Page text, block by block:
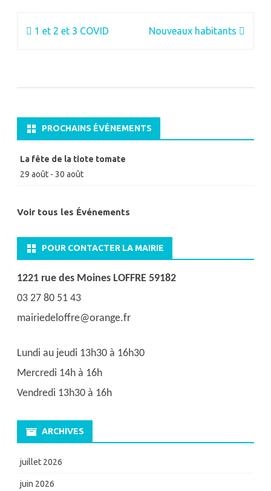
Navigation
1 et 2 et 3 COVID Nouveaux habitants
PROCHAINS ÉVÉNEMENTS
La fête de la tiote tomate
29 août - 30 août
Voir tous les Événements
POUR CONTACTER LA MAIRIE
1221 rue des Moines LOFFRE 59182
03 27 80 51 43
mairiedeloffre@orange.fr
Lundi au jeudi 13h30 à 16h30
Mercredi 14h à 16h
Vendredi 13h30 à 16h
ARCHIVES
juillet 2026
juin 2026